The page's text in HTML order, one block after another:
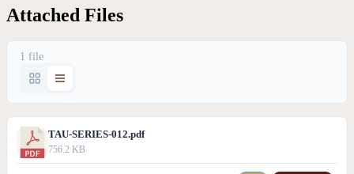
Attached Files
1 file
TAU-SERIES-012.pdf
756.2 KB